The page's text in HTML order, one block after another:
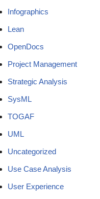
Infographics
Lean
OpenDocs
Project Management
Strategic Analysis
SysML
TOGAF
UML
Uncategorized
Use Case Analysis
User Experience